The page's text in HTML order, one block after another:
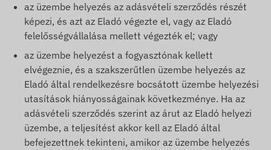
az üzembe helyezés az adásvételi szerződés részét
képezi, és azt az Eladó végezte el, vagy az Eladó
felelősségvállalása mellett végezték el; vagy
az üzembe helyezést a fogyasztónak kellett
elvégeznie, és a szakszerűtlen üzembe helyezés az
Eladó által rendelkezésre bocsátott üzembe helyezési
utasítások hiányosságainak következménye. Ha az
adásvételi szerződés szerint az árut az Eladó helyezi
üzembe, a teljesítést akkor kell az Eladó által
befejezettnek tekinteni, amikor az üzembe helyezés